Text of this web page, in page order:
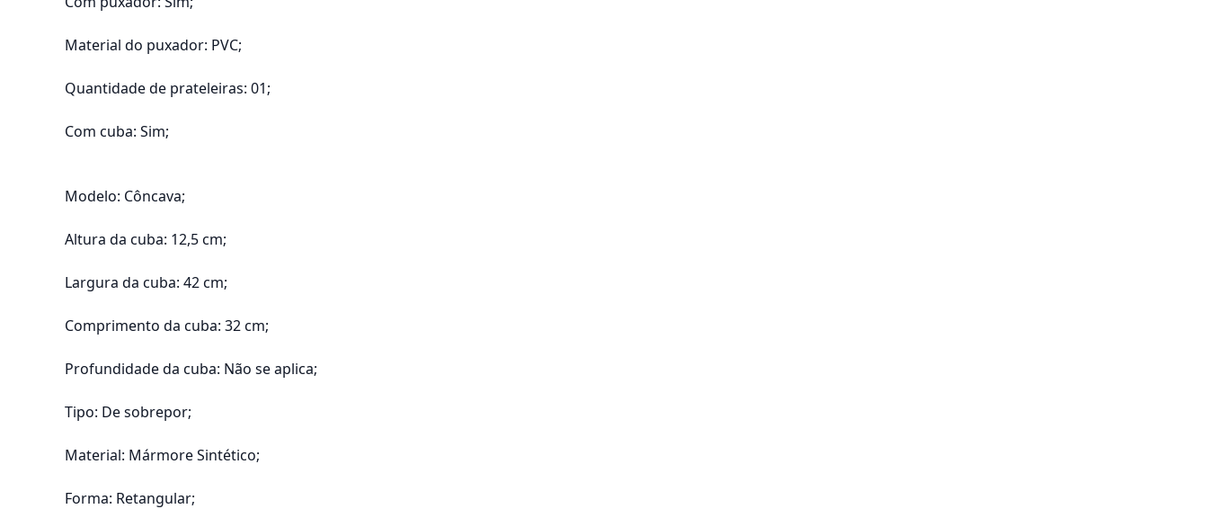
Material do puxador: PVC;
Quantidade de prateleiras: 01;
Com cuba: Sim;
Modelo: Côncava;
Altura da cuba: 12,5 cm;
Largura da cuba: 42 cm;
Comprimento da cuba: 32 cm;
Profundidade da cuba: Não se aplica;
Tipo: De sobrepor;
Material: Mármore Sintético;
Forma: Retangular;